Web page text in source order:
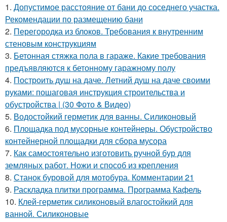
1. Допустимое расстояние от бани до соседнего участка.
Рекомендации по размещению бани
2. Перегородка из блоков. Требования к внутренним
стеновым конструкциям
3. Бетонная стяжка пола в гараже. Какие требования
предъявляются к бетонному гаражному полу
4. Построить душ на даче. Летний душ на даче своими
руками: пошаговая инструкция строительства и
обустройства | (30 Фото & Видео)
5. Водостойкий герметик для ванны. Силиконовый
6. Площадка под мусорные контейнеры. Обустройство
контейнерной площадки для сбора мусора
7. Как самостоятельно изготовить ручной бур для
земляных работ. Ножи и способ из крепления
8. Станок буровой для мотобура. Комментарии 21
9. Раскладка плитки программа. Программа Кафель
10. Клей-герметик силиконовый влагостойкий для
ванной. Силиконовые